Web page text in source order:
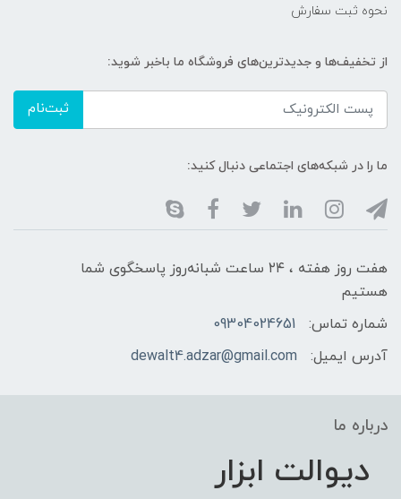
نحوه ثبت سفارش
از تخفیف‌ها و جدیدترین‌های فروشگاه ما باخبر شوید:
ثبت‌نام
ما را در شبکه‌های اجتماعی دنبال کنید:
هفت روز هفته ، ۲۴ ساعت شبانه‌روز پاسخگوی شما
هستیم
شماره تماس:
09304024651
آدرس ایمیل:
dewalt4.adzar@gmail.com
درباره ما
دیوالت ابزار